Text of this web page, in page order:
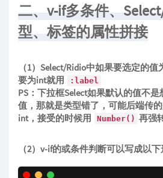
二、v-if多条件、
型、标签的属性拼接
（1）Select/Ridio中如果要选定的值
要为int就用
:label
PS：下拉框Select如果默认的值不
值，那就是类型错了，可能后端传
int，接受的时候用
Number() 再强
（2）v-if的或条件判断可以写成以下